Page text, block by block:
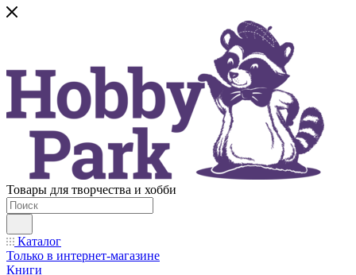
Товары для творчества и хобби
Каталог
Только в интернет-магазине
Книги